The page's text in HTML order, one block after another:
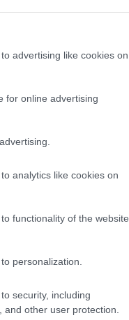
advertising like cookies on
for online advertising
analytics like cookies on
functionality of the website
personalization.
security, including
other user protection.